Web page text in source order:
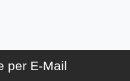
per E-Mail